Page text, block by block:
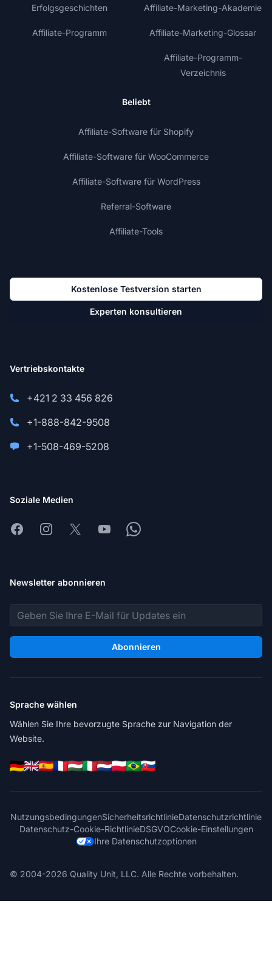
Erfolgsgeschichten
Affiliate-Programm
Affiliate-Marketing-Akademie
Affiliate-Marketing-Glossar
Affiliate-Programm-
Verzeichnis
Beliebt
Affiliate-Software für Shopify
Affiliate-Software für WooCommerce
Affiliate-Software für WordPress
Referral-Software
Affiliate-Tools
Kostenlose Testversion starten
Experten konsultieren
Vertriebskontakte
+421 2 33 456 826
+1-888-842-9508
+1-508-469-5208
Soziale Medien
FacebookInstagram
X YoutubeWhatsapp
Newsletter abonnieren
E-Mail-Adresse
Abonnieren
Sprache wählen
Wählen Sie Ihre bevorzugte Sprache zur Navigation der
Website.
NutzungsbedingungenSicherheitsrichtlinieDatenschutzrichtlinie
Datenschutz-Cookie-RichtlinieDSGVOCookie-Einstellungen
Ihre Datenschutzoptionen
© 2004-2026 Quality Unit, LLC. Alle Rechte vorbehalten.